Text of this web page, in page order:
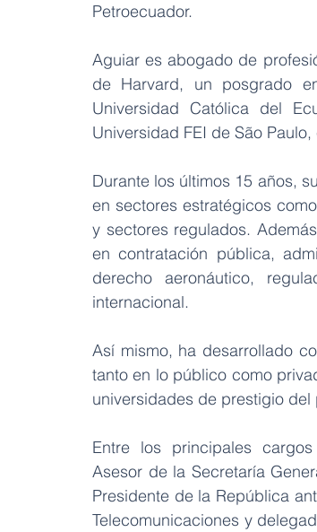
Petroecuador.
Aguiar es abogado de
de Harvard, un posgrado
Universidad Católica del
Universidad FEI de São
Durante los últimos 15 años,
en sectores estratégicos
y sectores regulados.
en contratación pública,
derecho aeronáutico,
internacional.
Así mismo, ha desarrollado
tanto en lo público como
universidades de prestigio del
Entre los principales
Asesor de la Secretaría
Presidente de la República
Telecomunicaciones y